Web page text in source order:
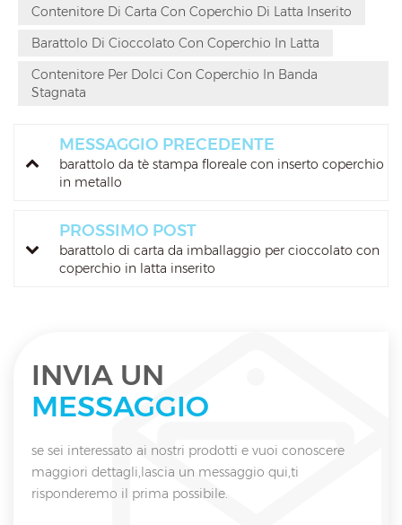
Contenitore Di Carta Con Coperchio Di Latta Inserito
Barattolo Di Cioccolato Con Coperchio In Latta
Contenitore Per Dolci Con Coperchio In Banda
Stagnata
MESSAGGIO PRECEDENTE
barattolo da tè stampa floreale con inserto coperchio
in metallo
PROSSIMO POST
barattolo di carta da imballaggio per cioccolato con
coperchio in latta inserito
INVIA UN
MESSAGGIO
se sei interessato ai nostri prodotti e vuoi conoscere
maggiori dettagli,lascia un messaggio qui,ti
risponderemo il prima possibile.